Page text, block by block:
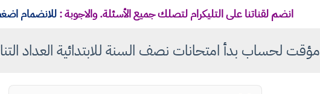
انضم لقناتنا على التليكرام لتصلك جميع الأسئلة. والاجوبة :للانضمام
مؤقت لحساب بدأ امتحانات نصف السنة للابتدائية العداد